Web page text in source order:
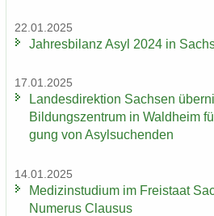
22.01.2025
Jah­res­bi­lanz Asyl 2024 in
17.01.2025
Lan­des­di­rek­ti­on Sach­sen
Bildungszentrum in Wald­heim
gung von Asyl­su­chen­den
14.01.2025
Me­di­zin­stu­di­um im Frei­staat
Nu­me­rus Clau­sus